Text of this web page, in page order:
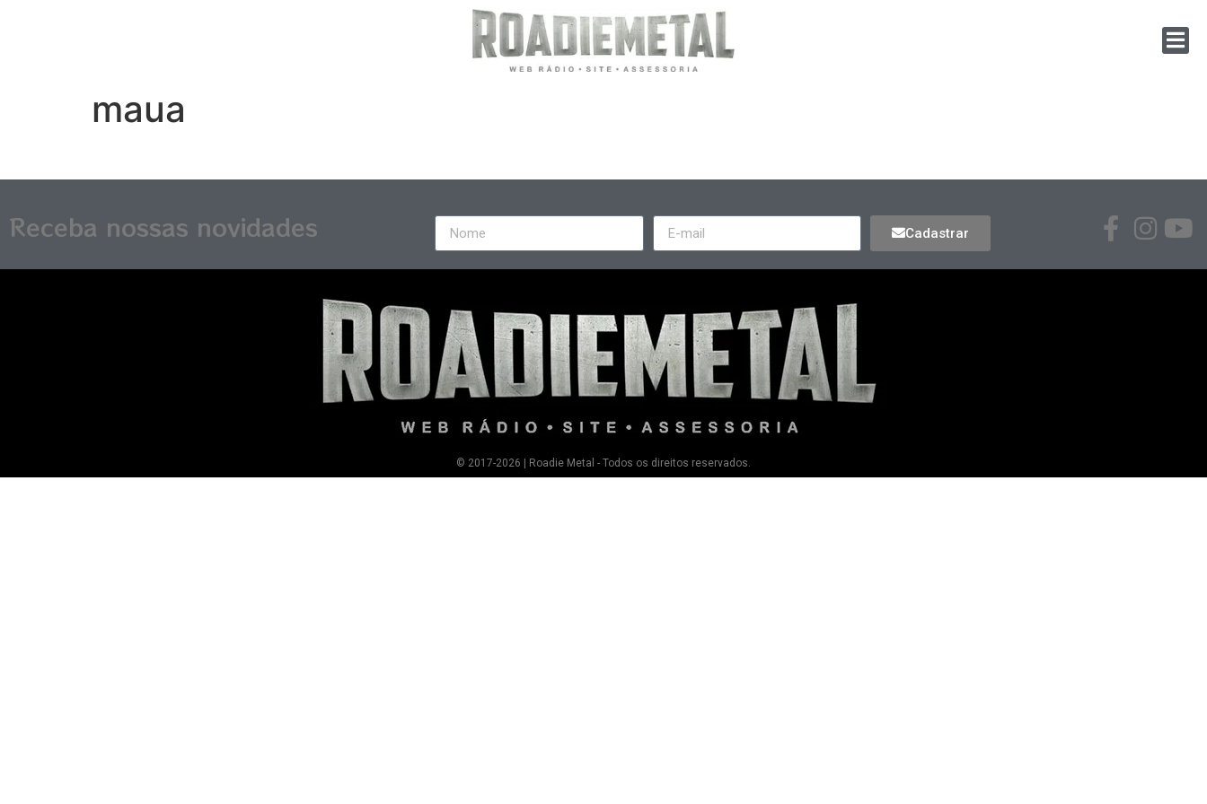
maua
Receba nossas novidades Cadastrar
© 2017-2026 | Roadie Metal - Todos os direitos reservados.